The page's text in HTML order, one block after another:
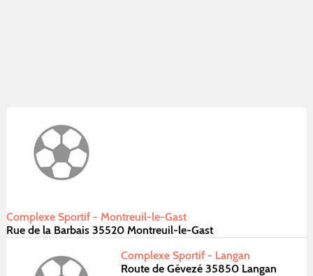
Complexe Sportif - Montreuil-le-Gast
Rue de la Barbais 35520 Montreuil-le-Gast
Complexe Sportif - Langan
Route de Gévezé 35850 Langan